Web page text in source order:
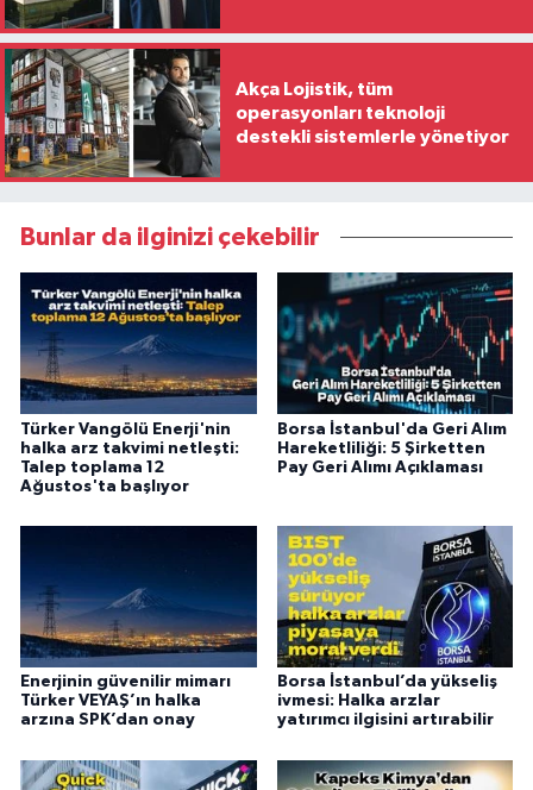
Akça Lojistik, tüm
operasyonları teknoloji
destekli sistemlerle yönetiyor
Bunlar da ilginizi çekebilir
Türker Vangölü Enerji'nin
halka arz takvimi netleşti:
Talep toplama 12
Ağustos'ta başlıyor
Borsa İstanbul'da Geri Alım
Hareketliliği: 5 Şirketten
Pay Geri Alımı Açıklaması
Enerjinin güvenilir mimarı
Türker VEYAŞ’ın halka
arzına SPK’dan onay
Borsa İstanbul’da yükseliş
ivmesi: Halka arzlar
yatırımcı ilgisini artırabilir